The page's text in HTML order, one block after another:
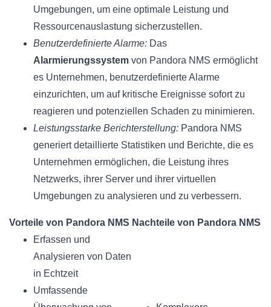
Umgebungen, um eine optimale Leistung und
Ressourcenauslastung sicherzustellen.
Benutzerdefinierte Alarme: Das
Alarmierungssystem von Pandora NMS ermöglicht
es Unternehmen, benutzerdefinierte Alarme
einzurichten, um auf kritische Ereignisse sofort zu
reagieren und potenziellen Schaden zu minimieren.
Leistungsstarke Berichterstellung: Pandora NMS
generiert detaillierte Statistiken und Berichte, die es
Unternehmen ermöglichen, die Leistung ihres
Netzwerks, ihrer Server und ihrer virtuellen
Umgebungen zu analysieren und zu verbessern.
Vorteile von Pandora NMS Nachteile von Pandora NMS
Erfassen und
Analysieren von Daten
in Echtzeit
Umfassende